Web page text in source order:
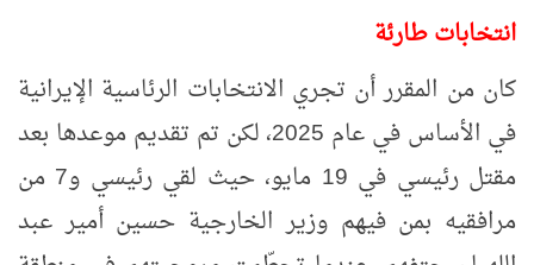
انتخابات طارئة
كان من المقرر أن تجري الانتخابات الرئاسية الإيرانية
في الأساس في عام 2025، لكن تم تقديم موعدها بعد
مقتل رئيسي في 19 مايو، حيث لقي رئيسي و7 من
مرافقيه بمن فيهم وزير الخارجية حسين أمير عبد